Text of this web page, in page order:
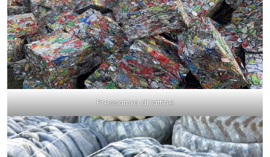
Pressatura di lattine